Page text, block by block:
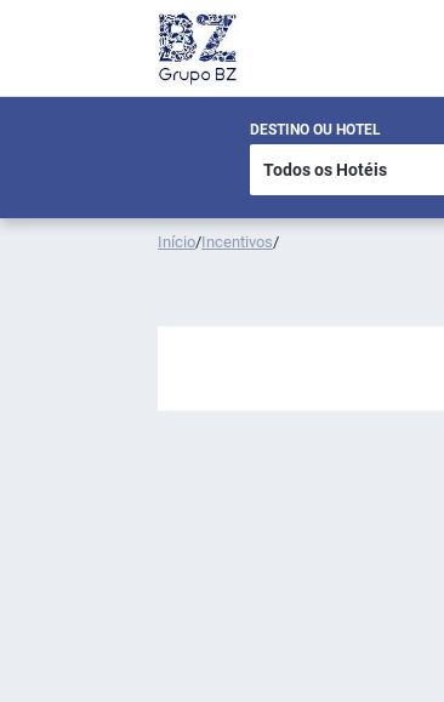
DESTINO OU HOTEL
Início/Incentivos/